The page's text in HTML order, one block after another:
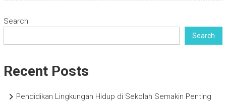
Search
Search
Recent Posts
Pendidikan Lingkungan Hidup di Sekolah Semakin Penting